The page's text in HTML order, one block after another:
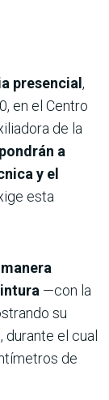
presencial ,
en el Centro
de la
a
y el
esta
—con la
su
el cual
de